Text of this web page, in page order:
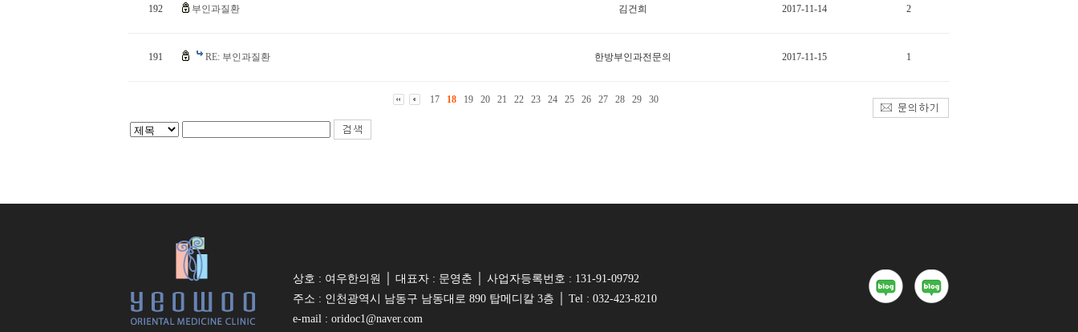
192 부인과질환 김건희 2017-11-14 2
191 RE: 부인과질환 한방부인과전문의 2017-11-15 1
17 18 19 20 21 22 23 24 25 26 27 28 29 30
상호 : 여우한의원 │ 대표자 : 문영춘 │ 사업자등록번호 : 131-91-09792
주소 : 인천광역시 남동구 남동대로 890 탑메디칼 3층 │ Tel : 032-423-8210
e-mail : oridoc1@naver.com